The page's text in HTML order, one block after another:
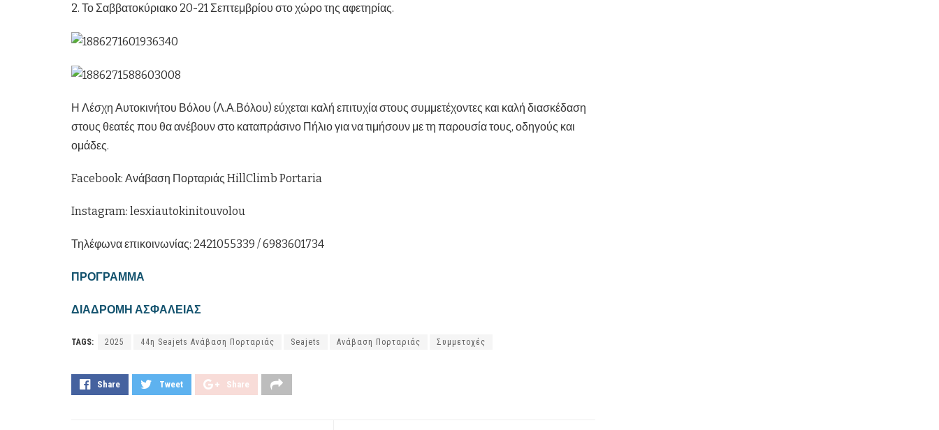
2. Το Σαββατοκύριακο 20-21 Σεπτεμβρίου στο χώρο της αφετηρίας.
Η Λέσχη Αυτοκινήτου Βόλου (Λ.Α.Βόλου) εύχεται καλή επιτυχία στους συμμετέχοντες και καλή διασκέδαση
στους θεατές που θα ανέβουν στο καταπράσινο Πήλιο για να τιμήσουν με τη παρουσία τους, οδηγούς και
ομάδες.
Facebook: Ανάβαση Πορταριάς HillClimb Portaria
Instagram: lesxiautokinitouvolou
Τηλέφωνα επικοινωνίας: 2421055339 / 6983601734
ΠΡΟΓΡΑΜΜΑ
ΔΙΑΔΡΟΜΗ ΑΣΦΑΛΕΙΑΣ
TAGS: 2025 44η Seajets Ανάβαση Πορταριάς Seajets Ανάβαση Πορταριάς Συμμετοχές
Share Tweet Share